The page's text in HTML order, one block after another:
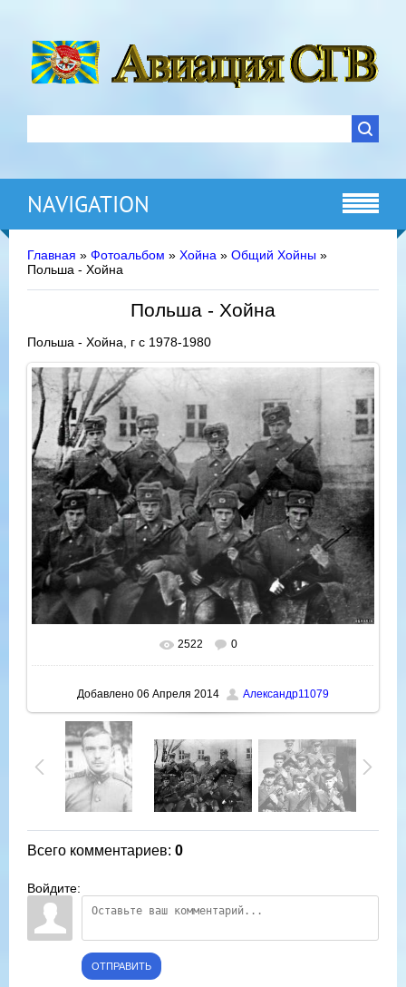
NAVIGATION
Главная » Фотоальбом » Хойна » Общий Хойны »
Польша - Хойна
Польша - Хойна
Польша - Хойна, г с 1978-1980
В реальном размере 1000x750
2522 0
Добавлено 06 Апреля 2014 Александр11079
Всего комментариев: 0
Войдите:
ОТПРАВИТЬ